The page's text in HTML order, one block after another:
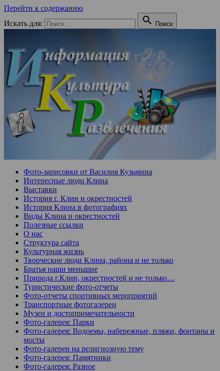
Перейти к содержанию
Искать для:
 Поиск
Фото-зарисовки от Василия Кузьмина
Интересные люди Клина
Выставки
История г. Клин и окрестностей
История Клина в фотографиях
Виды Клина и окрестностей
Полезные ссылки
О нас
Структура сайта
Культурная жизнь
Творческие люди Клина, района и не только
Братья наши меньшие
Природа г.Клин, окрестностей и не только…
Туристические фото-отчеты
Фото-отчеты спортивных мероприятий
Транспортные фотогалереи
Музеи и достопримечательности
Фото-галерея: Парки
Фото-галерея: Водоемы, набережные, пляжи, фонтаны и
мосты
Фото-галереи на религиозную тему
Фото-галерея: Памятники
Фото-галерея: Разное